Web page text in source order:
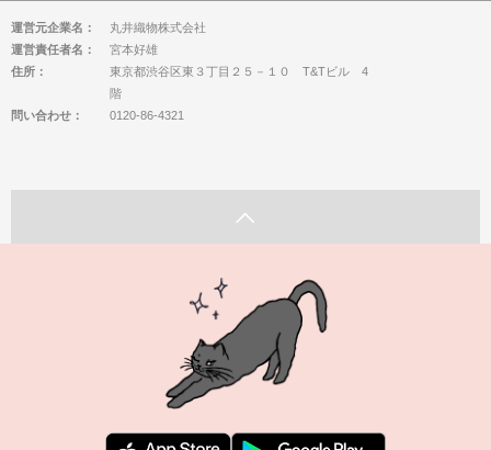
運営元企業名：
丸井織物株式会社
運営責任者名：
宮本好雄
住所：
東京都渋谷区東３丁目２５－１０ T&Tビル 4
階
問い合わせ：
0120-86-4321